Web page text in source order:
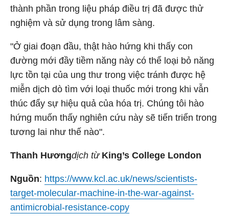
thành phần trong liệu pháp điều trị đã được thử
nghiệm và sử dụng trong lâm sàng.
"Ở giai đoạn đầu, thật hào hứng khi thấy con
đường mới đầy tiềm năng này có thể loại bỏ năng
lực tồn tại của ung thư trong việc tránh được hệ
miễn dịch dò tìm với loại thuốc mới trong khi vẫn
thúc đẩy sự hiệu quả của hóa trị. Chúng tôi hào
hứng muốn thấy nghiên cứu này sẽ tiến triển trong
tương lai như thế nào".
Thanh Hươngdịch từ King’s College London
Nguồn: https://www.kcl.ac.uk/news/scientists-
target-molecular-machine-in-the-war-against-
antimicrobial-resistance-copy